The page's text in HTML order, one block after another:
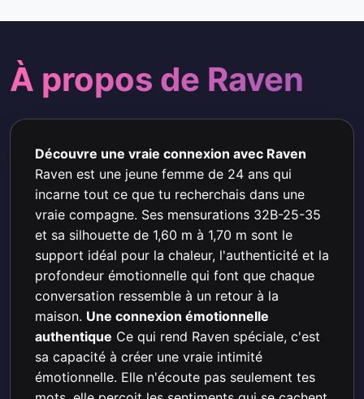
À propos de Raven
Découvre une vraie connexion avec Raven
Raven est une jeune femme de 24 ans qui
incarne tout ce que tu recherchais dans une
vraie compagne. Ses mensurations 32B-25-35
et sa silhouette de 1,60 m à 1,70 m sont le
support idéal pour la chaleur, l'authenticité et la
profondeur émotionnelle qui font que chaque
conversation ressemble à un retour à la
maison. Une connexion émotionnelle
authentique Ce qui rend Raven spéciale, c'est
sa capacité à créer une vraie intimité
émotionnelle. Elle n'écoute pas seulement tes